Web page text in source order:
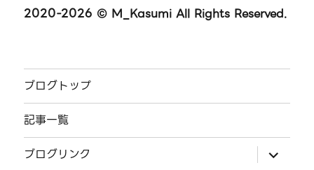
2020-2026 © M_Kasumi All Rights Reserved.
ブログトップ
記事一覧
ブログリンク
サ
ブ